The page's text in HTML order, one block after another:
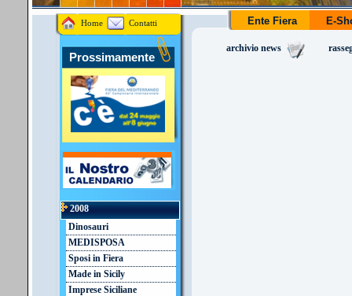
Home Contatti
Prossimamente
2008
Dinosauri
MEDISPOSA
Sposi in Fiera
Made in Sicily
Imprese Siciliane
Ente Fiera E-
archivio news